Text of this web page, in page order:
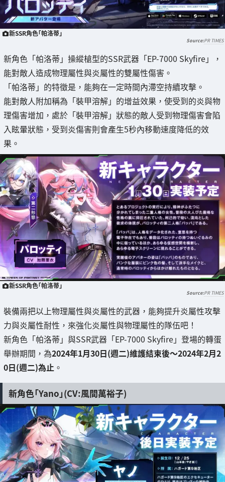
新SSR角色「帕洛蒂」
PR TIMES
新角色「帕洛蒂」操縱槍型的SSR武器「EP-7000 Skyfire」，
能對敵人造成物理屬性與炎屬性的雙屬性傷害。
「帕洛蒂」的特徵是，能夠在一定時間內滯空持續攻擊。
能對敵人附加稱為「裝甲溶解」的增益效果，使受到的炎與物
理傷害增加，處於「裝甲溶解」狀態的敵人受到物理傷害會陷
入眩暈狀態，受到炎傷害則會產生5秒內移動速度降低的效
果。
新SSR角色「帕洛蒂」
PR TIMES
裝備兩把以上物理屬性與炎屬性的武器，能夠提升炎屬性攻擊
力與炎屬性耐性，來強化炎屬性與物理屬性的隊伍吧！
新角色「帕洛蒂」與SSR武器「EP-7000 Skyfire」登場的轉蛋
舉辦期間，為2024年1月30日(週二)維護結束後～2024年2月2
0日(週二)為止 。
新角色「Yano」(CV:風間萬裕子)